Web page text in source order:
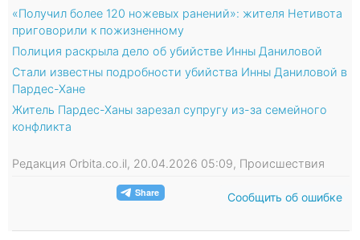
«Получил более 120 ножевых ранений»: жителя Нетивота
приговорили к пожизненному
Полиция раскрыла дело об убийстве Инны Даниловой
Стали известны подробности убийства Инны Даниловой в
Пардес-Хане
Житель Пардес-Ханы зарезал супругу из-за семейного
конфликта
Редакция Orbita.co.il, 20.04.2026 05:09, Происшествия
Сообщить об ошибке